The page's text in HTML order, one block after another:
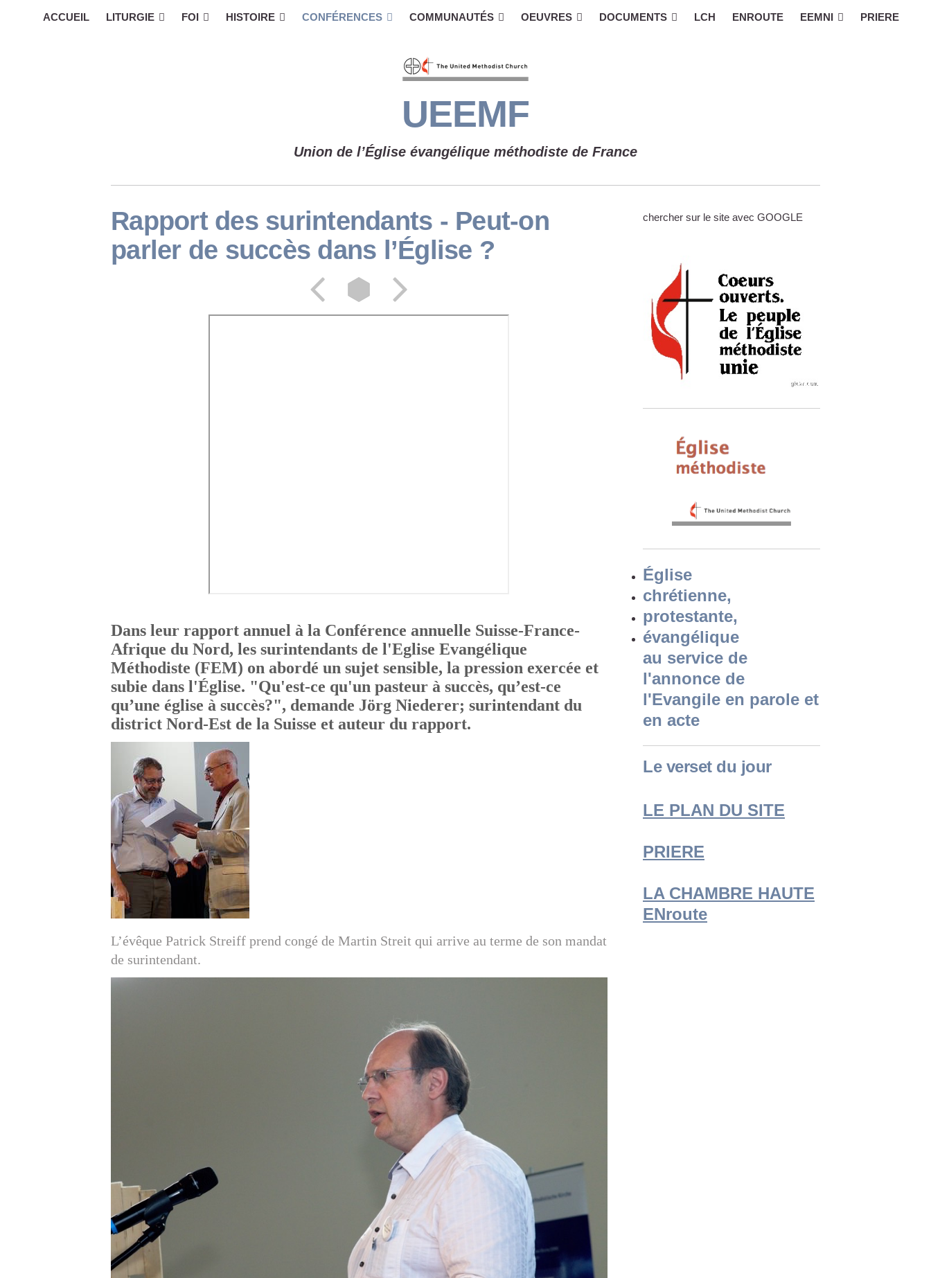
ACCUEIL LITURGIE FOI HISTOIRE CONFÉRENCES COMMUNAUTÉS OEUVRES DOCUMENTS LCH ENROUTE EEMNI PRIERE
UEEMF
Union de l’Église évangélique méthodiste de France
Rapportdes surintendants - Peut-on
parler de succès dans l’Église ?
Dans leur rapport annuel à la Conférence annuelle Suisse-France-
Afrique du Nord, les surintendants de l'Eglise Evangélique
Méthodiste (FEM) on abordé un sujet sensible, la pression exercée et
subie dans l'Église. "Qu'est-ce qu'un pasteur à succès, qu’est-ce
qu’une église à succès?", demande Jörg Niederer; surintendant du
district Nord-Est de la Suisse et auteur du rapport.
L’évêque Patrick Streiff prend congé de Martin Streit qui arrive au terme de son mandat
de surintendant.
chercher sur le site avec GOOGLE
Église
chrétienne,
protestante,
évangélique
au service de
l'annonce de
l'Evangile en parole et
en acte
Le verset du jour
LE PLAN DU SITE
PRIERE
LA CHAMBRE HAUTE
ENroute